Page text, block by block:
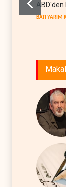
ABD'den
BATI YARIM